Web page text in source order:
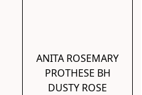
ANITA ROSEMARY
PROTHESE BH
DUSTY ROSE